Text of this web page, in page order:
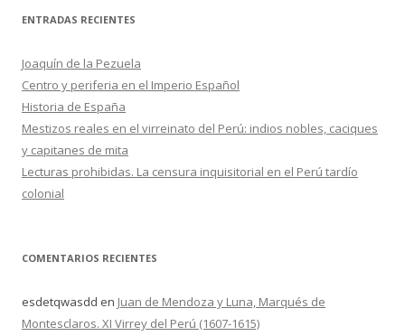
c
r
:
ENTRADAS RECIENTES
Joaquín de la Pezuela
Centro y periferia en el Imperio Español
Historia de España
Mestizos reales en el virreinato del Perú: indios nobles, caciques
y capitanes de mita
Lecturas prohibidas. La censura inquisitorial en el Perú tardío
colonial
COMENTARIOS RECIENTES
esdetqwasdd en Juan de Mendoza y Luna, Marqués de
Montesclaros. XI Virrey del Perú (1607-1615)